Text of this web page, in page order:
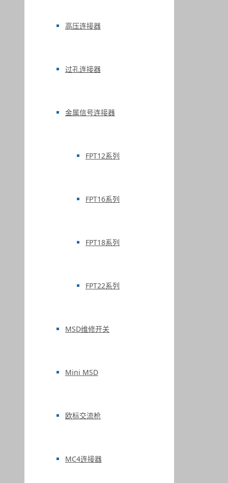
高压连接器
过孔连接器
金属信号连接器
FPT12系列
FPT16系列
FPT18系列
FPT22系列
MSD维修开关
Mini MSD
欧标交流枪
MC4连接器